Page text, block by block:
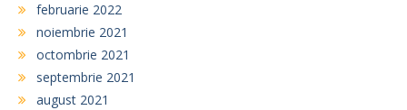
februarie 2022
noiembrie 2021
octombrie 2021
septembrie 2021
august 2021